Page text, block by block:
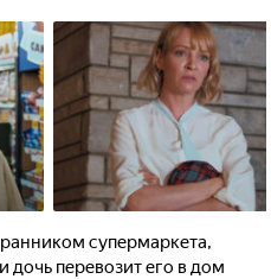
супермаркета,
дочь перевозит его в дом